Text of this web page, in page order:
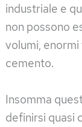
industriale e
non possono
volumi,
cemento.
Insomma
definirsi quasi